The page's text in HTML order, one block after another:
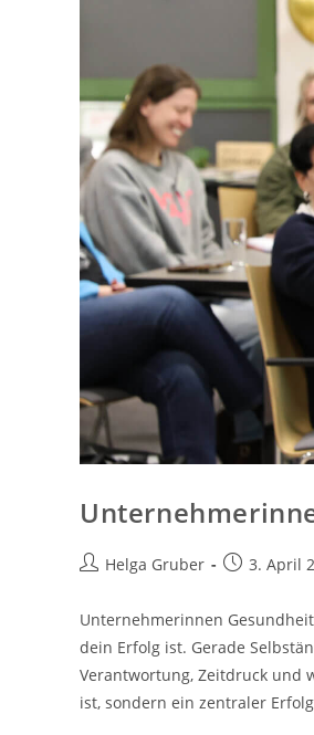
Beitrags-
Helga Gruber
Beitrag3. April
Unternehmerinnen
dein Erfolg ist. Gerade
Verantwortung, Zeitdruck und
ist, sondern ein zentraler